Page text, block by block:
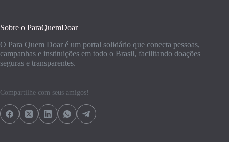
Sobre o ParaQuemDoar
O Para Quem Doar é um portal solidário que conecta pessoas,
campanhas e instituições em todo o Brasil, facilitando doações
seguras e transparentes.
Compartilhe com seus amigos!